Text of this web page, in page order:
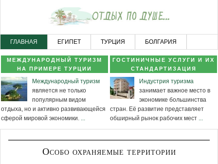
ГЛАВНАЯ ЕГИПЕТ ТУРЦИЯ БОЛГАРИЯ
ЧЕРНОГОРИЯ НОВОСТНОЙ РАЗДЕЛ КАРТА САЙТА
МЕЖДУНАРОДНЫЙ ТУРИЗМ
НА ПРИМЕРЕ ТУРЦИИ
Международный туризм
является не только
популярным видом
отдыха, но и активно развивающейся
сферой мировой экономики. ...
ГОСТИНИЧНЫЕ УСЛУГИ И ИХ
СТАНДАРТИЗАЦИЯ
Индустрия туризма
занимает важное место в
экономике большинства
стран. Её развитие представляет
обширный рынок рабочих мест ...
Особо охраняемые территории